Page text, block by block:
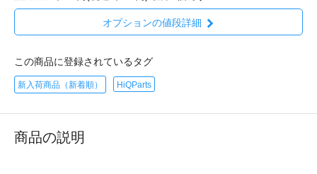
オプションの値段詳細
この商品に登録されているタグ
新入荷商品（新着順） HiQParts
商品の説明